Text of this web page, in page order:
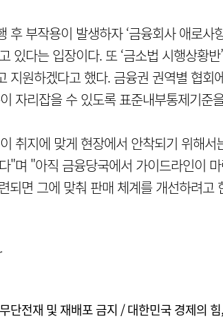
후 부작용이 발생하자 ‘금융회사 애로사
있다는 입장이다. 또 ‘금소법 시행상황
지원하겠다고 했다. 금융권 권역별 협회
자리잡을 수 있도록 표준내부통제기준
취지에 맞게 현장에서 안착되기 위해
"며 "아직 금융당국에서 가이드라인이
되면 그에 맞춰 판매 체계를 개선하려고
단전재 및 재배포 금지 / 대한민국 경제의